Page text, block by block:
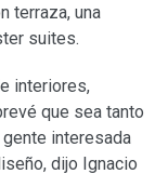
terraza, una
suites.
interiores,
que sea tanto
interesada
dijo Ignacio